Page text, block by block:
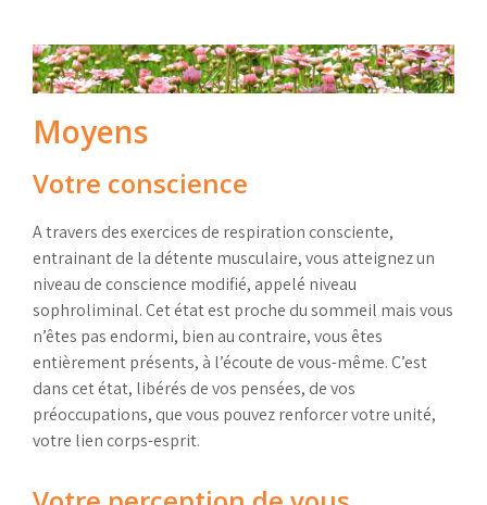
Moyens
Votre conscience
A travers des exercices de respiration consciente,
entrainant de la détente musculaire, vous atteignez un
niveau de conscience modifié, appelé niveau
sophroliminal. Cet état est proche du sommeil mais vous
n’êtes pas endormi, bien au contraire, vous êtes
entièrement présents, à l’écoute de vous-même. C’est
dans cet état, libérés de vos pensées, de vos
préoccupations, que vous pouvez renforcer votre unité,
votre lien corps-esprit.